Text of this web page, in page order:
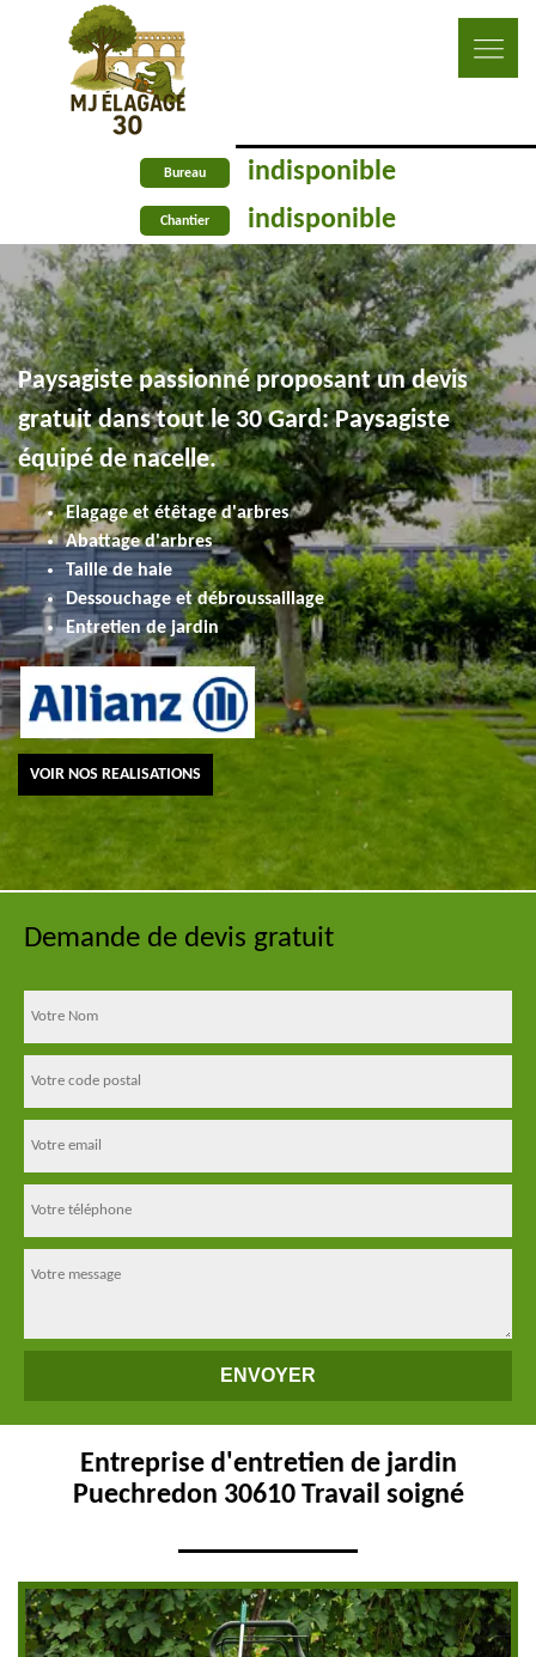
Bureau indisponible
Chantier indisponible
Paysagiste passionné proposant un devis
gratuit dans tout le 30 Gard: Paysagiste
équipé de nacelle.
Elagage et étêtage d'arbres
Abattage d'arbres
Taille de haie
Dessouchage et débroussaillage
Entretien de jardin
VOIR NOS REALISATIONS
Demande de devis gratuit
Entreprise d'entretien de jardin
Puechredon 30610 Travail soigné